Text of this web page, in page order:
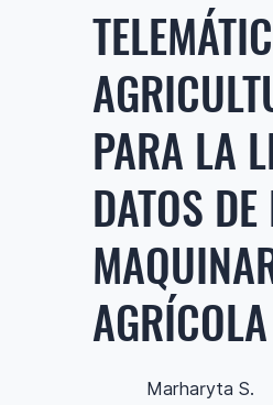
PARA LA
DATOS
AGRÍCOLA
Marharyta S.